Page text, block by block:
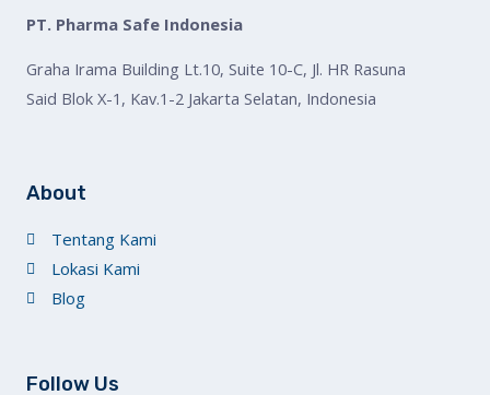
PT. Pharma Safe Indonesia
Graha Irama Building Lt.10, Suite 10-C, Jl. HR Rasuna
Said Blok X-1, Kav.1-2 Jakarta Selatan, Indonesia
About
Tentang Kami
Lokasi Kami
Blog
Follow Us